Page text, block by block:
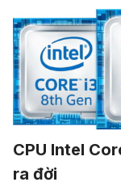
CPU Intel
ra đời